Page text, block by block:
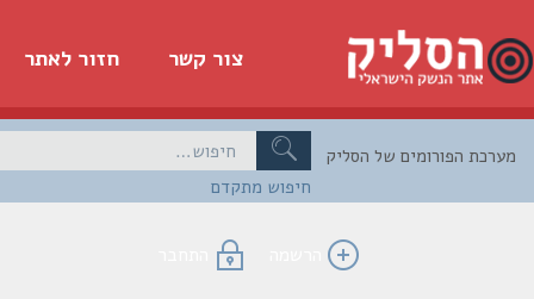
חזור לאתר צור קשר
חיפוש מתקדם
הפורומים של הסליק
הרשמה התחבר